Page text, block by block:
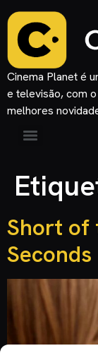
Cinema Planet é
e televisão, com
melhores
Short of
Seconds